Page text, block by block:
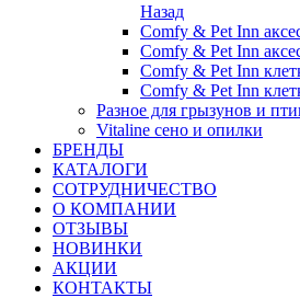
Назад
Comfy & Pet Inn
Comfy & Pet Inn
Comfy & Pet Inn
Comfy & Pet Inn
Разное для грызунов и
Vitaline сено и опилки
БРЕНДЫ
КАТАЛОГИ
СОТРУДНИЧЕСТВО
О КОМПАНИИ
ОТЗЫВЫ
НОВИНКИ
АКЦИИ
КОНТАКТЫ